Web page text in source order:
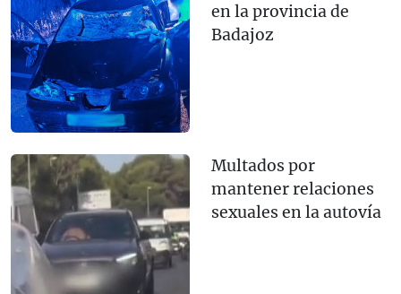
en la provincia de
Badajoz
Multados por
mantener relaciones
sexuales en la autovía